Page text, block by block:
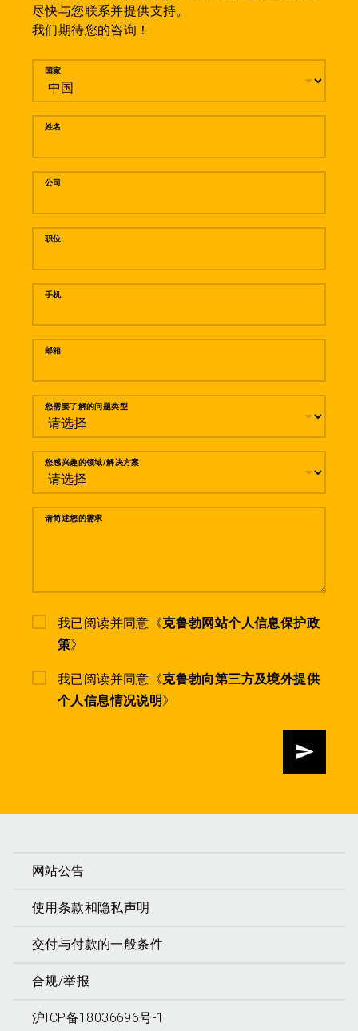
尽快与您联系并提供支持。
我们期待您的咨询！
留言
国家
姓名
公司
职位
手机
邮箱
您需要了解的问题类型
您感兴趣的领域/解决方案
请简述您的需求
我已阅读并同意《克鲁勃网站个人信息保护政
策》
我已阅读并同意《克鲁勃向第三方及境外提供
个人信息情况说明》
发送
网站公告
使用条款和隐私声明
交付与付款的一般条件
合规/举报
沪ICP备18036696号-1